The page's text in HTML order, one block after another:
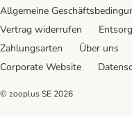
Allgemeine
Vertrag widerrufen
Zahlungsarten
Über uns
Corporate Website
© zooplus SE 2026